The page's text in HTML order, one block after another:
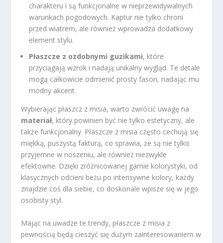
charakteru i są funkcjonalne w nieprzewidywalnych
warunkach pogodowych. Kaptur nie tylko chroni
przed wiatrem, ale również wprowadza dodatkowy
element stylu.
Płaszcze z ozdobnymi guzikami, które
przyciągają wzrok i nadają unikalny wygląd. Te detale
mogą całkowicie odmienić prosty fason, nadając mu
modny akcent.
Wybierając płaszcz z misia, warto zwrócić uwagę na
materiał, który powinien być nie tylko estetyczny, ale
także funkcjonalny. Płaszcze z misia często cechują się
miękką, puszystą fakturą, co sprawia, że są nie tylko
przyjemne w noszeniu, ale również niezwykle
efektowne. Dzięki zróżnicowanej gamie kolorystyki, od
klasycznych odcieni beżu po intensywne kolory, każdy
znajdzie coś dla siebie, co doskonale wpisze się w jego
osobisty styl.
Mając na uwadze te trendy, płaszcze z misia z
pewnością będą cieszyć się dużym zainteresowaniem w